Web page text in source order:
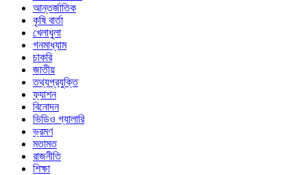
আন্তর্জাতিক
কৃষি বার্তা
খেলাধুলা
গনমাধ্যাম
চাকরি
জাতীয়
তথ্যপ্রযুক্তি
ফ্যাশন
বিনোদন
ভিডিও গ্যালারি
ভ্রমণ
মতামত
রাজনীতি
শিক্ষা